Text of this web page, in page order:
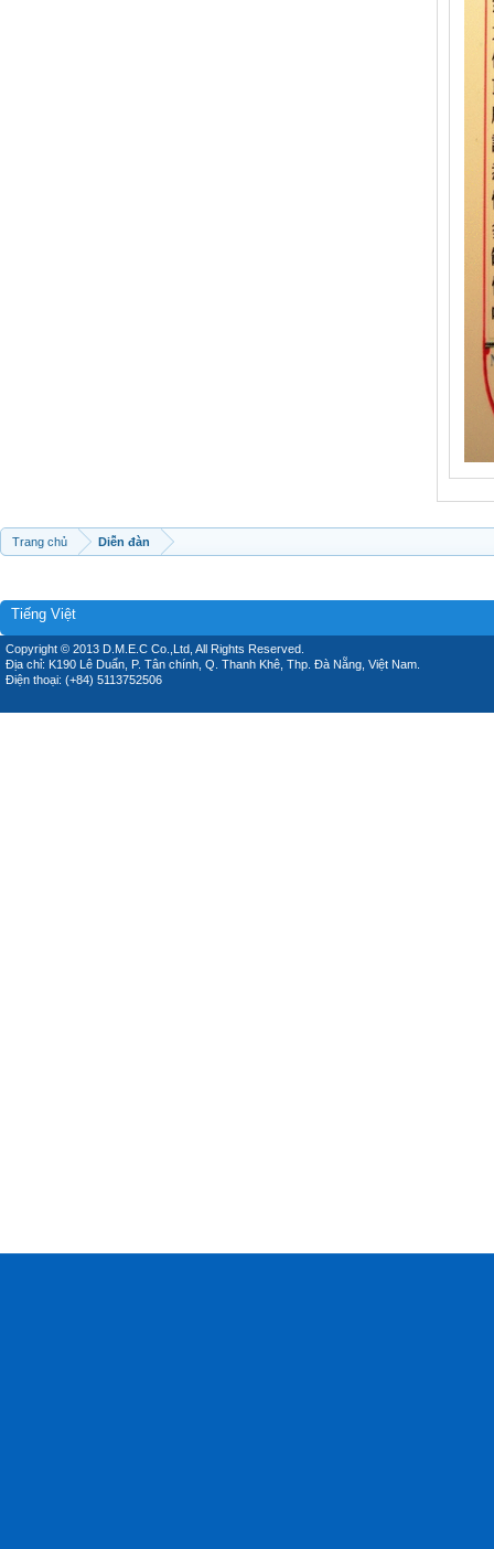
Trang chủ Diễn đàn
Tiếng Việt
Copyright © 2013 D.M.E.C Co.,Ltd, All Rights Reserved.
Địa chỉ: K190 Lê Duẩn, P. Tân chính, Q. Thanh Khê, Thp. Đà Nẵng, Việt Nam.
Điện thoại: (+84) 5113752506